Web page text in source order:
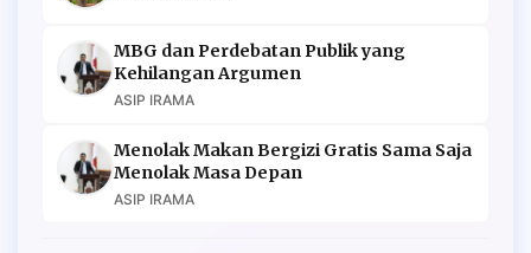
MBG dan Perdebatan Publik yang
Kehilangan Argumen
ASIP IRAMA
Menolak Makan Bergizi Gratis Sama Saja
Menolak Masa Depan
ASIP IRAMA